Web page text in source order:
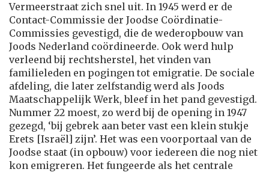
Vermeerstraat zich snel uit. In 1945 werd er de
Contact-Commissie der Joodse Coördinatie-
Commissies gevestigd, die de wederopbouw van
Joods Nederland coördineerde. Ook werd hulp
verleend bij rechtsherstel, het vinden van
familieleden en pogingen tot emigratie. De sociale
afdeling, die later zelfstandig werd als Joods
Maatschappelijk Werk, bleef in het pand gevestigd.
Nummer 22 moest, zo werd bij de opening in 1947
gezegd, ‘bij gebrek aan beter vast een klein stukje
Erets [Israël] zijn’. Het was een voorportaal van de
Joodse staat (in opbouw) voor iedereen die nog niet
kon emigreren. Het fungeerde als het centrale